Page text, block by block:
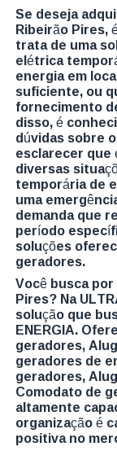
Se deseja
Ribeirão Pires,
trata de uma
elétrica
energia em
suficiente, ou
fornecimento
disso, é
dúvidas sobre
esclarecer que
diversas
temporária de
uma
demanda que
período
soluções
geradores.
Você busca
Pires? Na
solução que
ENERGIA.
geradores,
geradores de
geradores,
Comodato de
altamente
organização é
positiva no